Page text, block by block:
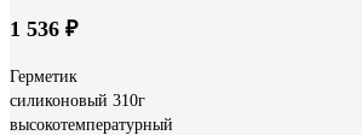
1 536 ₽
Герметик
силиконовый 310г
высокотемпературный